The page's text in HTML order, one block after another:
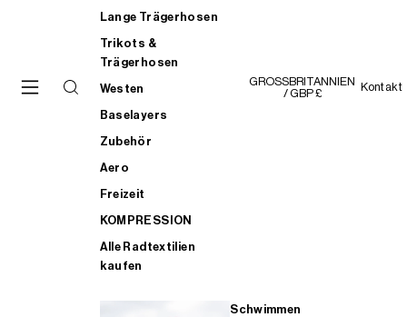
Lange Trägerhosen
Trikots &
Trägerhosen
Westen
Baselayers
Zubehör
Aero
Freizeit
KOMPRESSION
Alle Radtextilien
kaufen
Schwimmen
GROSSBRITANNIEN
/ GBP £
Kontakt